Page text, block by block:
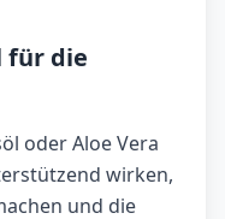
für die
oder Aloe Vera
wirken,
und die